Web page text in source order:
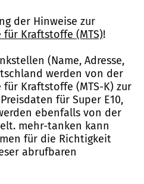
der Hinweise zur
Kraftstoffe (MTS)!
(Name, Adresse,
werden von der
Kraftstoffe (MTS-K) zur
für Super E10,
ebenfalls von der
mehr-tanken kann
für die Richtigkeit
abrufbaren